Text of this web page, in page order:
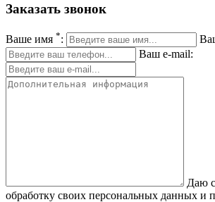
Заказать звонок
Ваше имя *:
Ваш e-mail:
Даю
обработку своих персональных данных и